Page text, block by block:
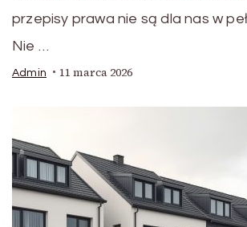
przepisy prawa nie są dla nas w
Nie …
Admin 11 marca 2026